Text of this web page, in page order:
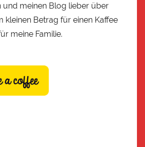
und meinen Blog lieber über
kleinen Betrag für einen Kaffee
meine Familie.